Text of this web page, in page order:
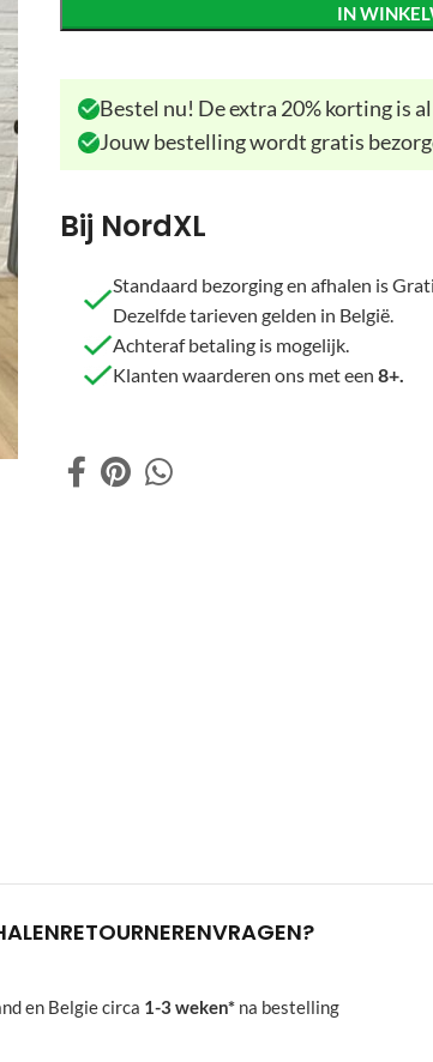
IN
Bestel nu! De extra 20% korting is
Jouw bestelling wordt gratis
Bij NordXL
Standaard bezorging en afhalen is
Dezelfde tarieven gelden in België.
Achteraf betaling is mogelijk.
Klanten waarderen ons met een 8+.
RETOURNERENVRAGEN?
en Belgie circa 1-3 weken* na bestelling